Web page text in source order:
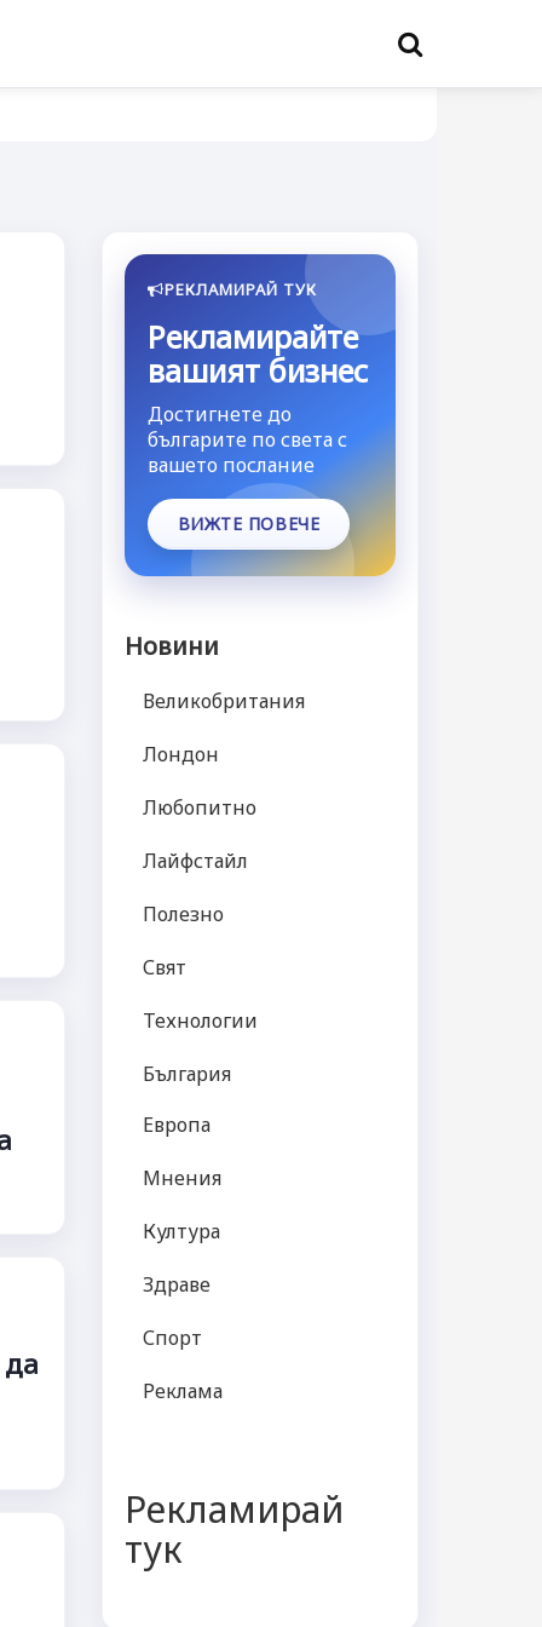
РЕКЛАМИРАЙ ТУК
Рекламирайте
вашият бизнес
Достигнете до
българите по света с
вашето послание
ВИЖТЕ ПОВЕЧЕ
Новини
Великобритания
Лондон
Любопитно
Лайфстайл
Полезно
Свят
Технологии
България
Европа
Мнения
Култура
Здраве
Спорт
Реклама
Рекламирай
тук